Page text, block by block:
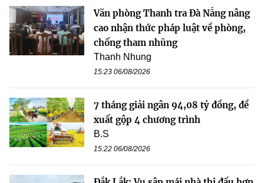
Văn phòng Thanh tra Đà Nẵng nâng
cao nhận thức pháp luật về phòng,
chống tham nhũng
Thanh Nhung
15:23 06/08/2026
7 tháng giải ngân 94,08 tỷ đồng, đề
xuất gộp 4 chương trình
B.S
15:22 06/08/2026